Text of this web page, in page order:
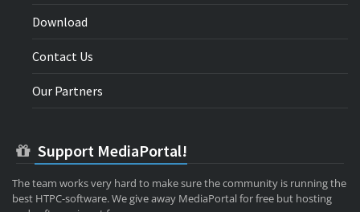
Download
Contact Us
Our Partners
Support MediaPortal!
The team works very hard to make sure the community is running the
best HTPC-software. We give away MediaPortal for free but hosting